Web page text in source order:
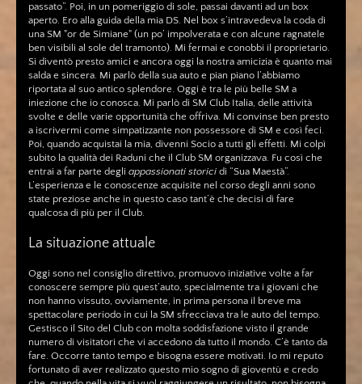
passato”. Poi, in un pomeriggio di sole, passai davanti ad un box
aperto. Ero alla guida della mia DS. Nel box s’intravedeva la coda di
una SM "or de Simiane" (un po’ impolverata e con alcune ragnatele
ben visibili al sole del tramonto). Mi fermai e conobbi il proprietario.
Si diventò presto amici e ancora oggi la nostra amicizia è quanto mai
salda e sincera. Mi parlò della sua auto e pian piano l’abbiamo
riportata al suo antico splendore. Oggi è tra le più belle SM a
iniezione che io conosca. Mi parlò di SM Club Italia, delle attività
svolte e delle varie opportunità che offriva. Mi convinse ben presto
a iscrivermi come simpatizzante non possessore di SM e così feci.
Poi, quando acquistai la mia, divenni Socio a tutti gli effetti. Mi colpì
subito la qualità dei Raduni che il Club SM organizzava. Fu così che
entrai a far parte degli appassionati storici di “Sua Maestà”.
L’esperienza e le conoscenze acquisite nel corso degli anni sono
state preziose anche in questo caso tant’è che decisi di fare
qualcosa di più per il Club.
La situazione attuale
Oggi sono nel consiglio direttivo, promuovo iniziative volte a far
conoscere sempre più quest’auto, specialmente tra i giovani che
non hanno vissuto, ovviamente, in prima persona il breve ma
spettacolare periodo in cui la SM sfrecciava tra le auto del tempo.
Gestisco il Sito del Club con molta soddisfazione visto il grande
numero di visitatori che vi accedono da tutto il mondo. C’è tanto da
fare. Occorre tanto tempo e bisogna essere motivati. Io mi reputo
fortunato di aver realizzato questo mio sogno di gioventù e credo